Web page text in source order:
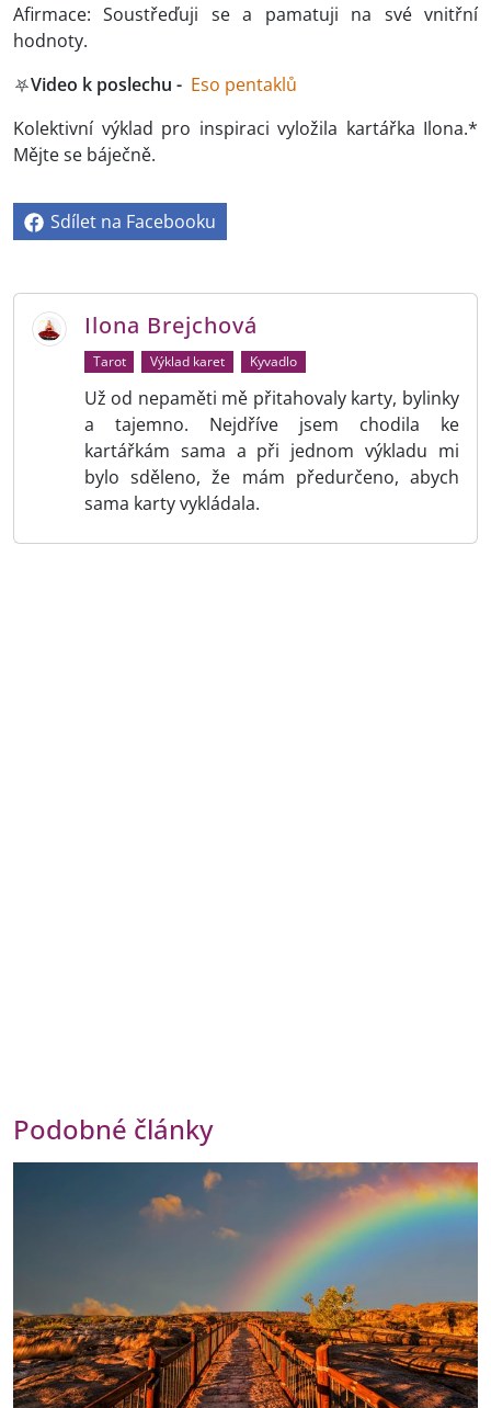
Afirmace: Soustřeďuji se a pamatuji na své vnitřní
hodnoty.
⛧Video k poslechu - Eso pentaklů
Kolektivní výklad pro inspiraci vyložila kartářka Ilona.*
Mějte se báječně.
Sdílet na Facebooku
Ilona Brejchová
Tarot Výklad karet Kyvadlo
Už od nepaměti mě přitahovaly karty, bylinky
a tajemno. Nejdříve jsem chodila ke
kartářkám sama a při jednom výkladu mi
bylo sděleno, že mám předurčeno, abych
sama karty vykládala.
Podobné články